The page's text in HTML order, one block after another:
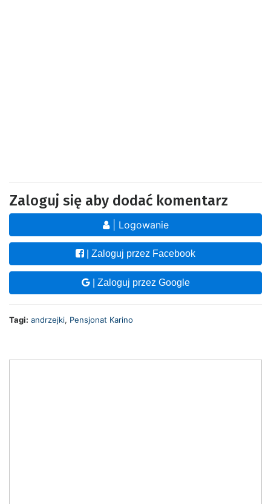
Zaloguj się aby dodać komentarz
| Logowanie
| Zaloguj przez Facebook
| Zaloguj przez Google
Tagi: andrzejki, Pensjonat Karino